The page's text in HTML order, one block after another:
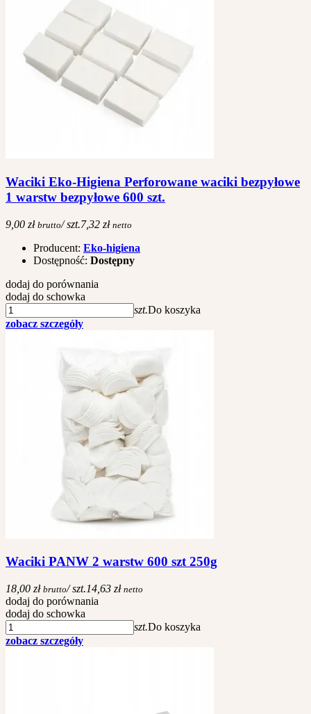
Waciki Eko-Higiena Perforowane waciki bezpyłowe
1 warstw bezpyłowe 600 szt.
9,00 zł brutto/ szt.7,32 zł netto
Producent: Eko-higiena
Dostępność: Dostępny
dodaj do porównania
dodaj do schowka
szt.Do koszyka
zobacz szczegóły
Waciki PANW 2 warstw 600 szt 250g
18,00 zł brutto/ szt.14,63 zł netto
dodaj do porównania
dodaj do schowka
szt.Do koszyka
zobacz szczegóły